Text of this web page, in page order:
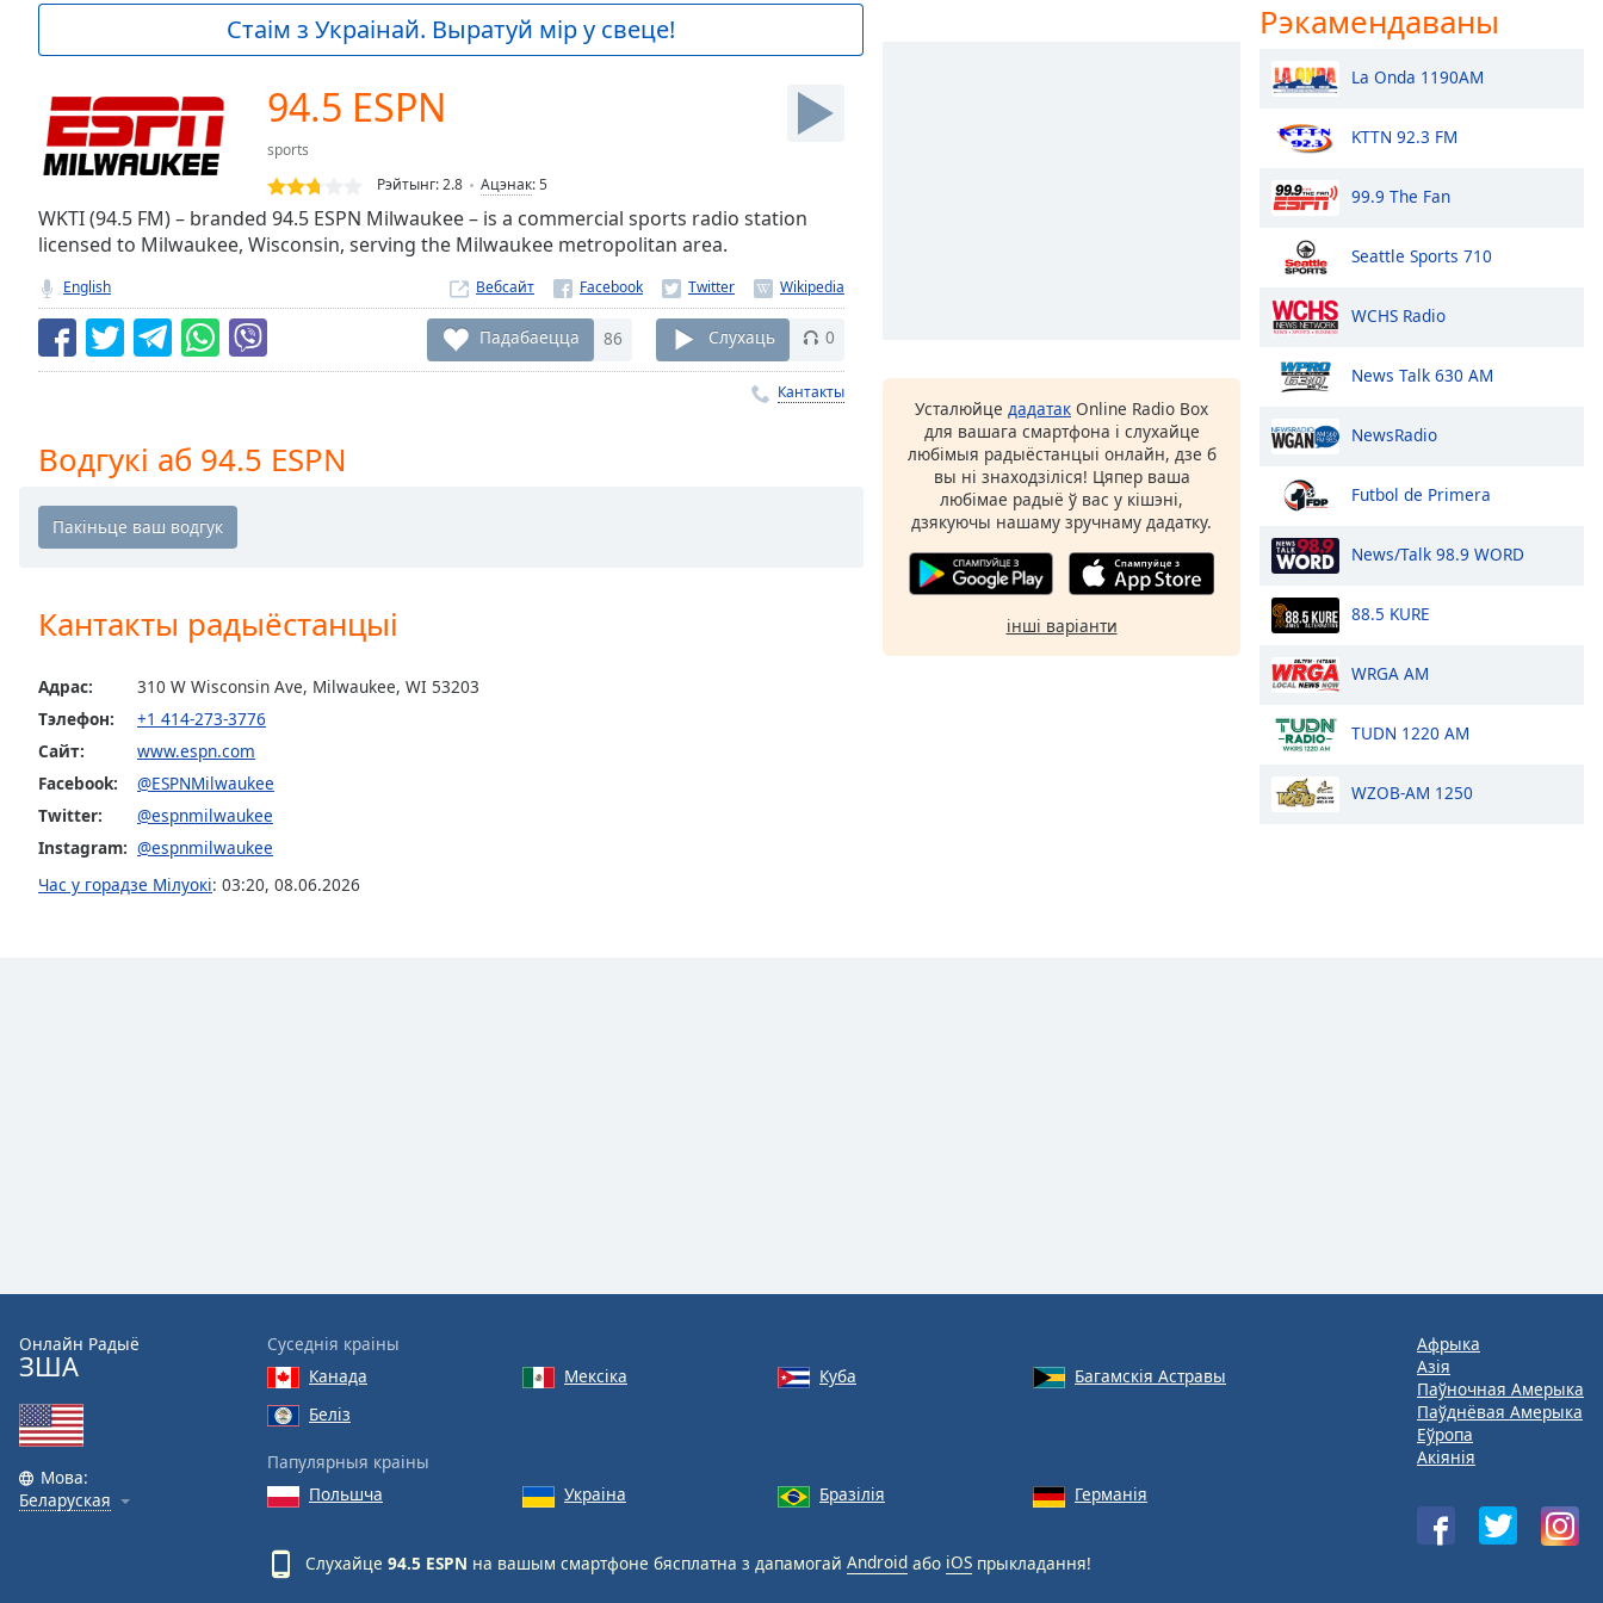
Current
Loaded:
0.00%
TypeLIVE
Seek to
currently
behind
LIVE
Remaining
Time-
Playback
Chapters
Descriptions
descriptions
off
selected
Subtitles
subtitles
settings,
opens
subtitles
window.
dialog
window.
Escape
Стаім з Украінай. Выратуй мір у свеце!
94.5 ESPN
sports
Рэйтынг:2.8 Ацэнак:5
WKTI (94.5 FM) – branded 94.5 ESPN Milwaukee – is a commercial sports radio station
licensed to Milwaukee, Wisconsin, serving the Milwaukee metropolitan area.
English Вебсайт
Падабаецца 86 Слухаць 0
Кантакты
Водгукі аб 94.5 ESPN
Кантакты радыёстанцыі
Адрас:
310 W Wisconsin Ave, Milwaukee, WI 53203
Тэлефон:
+1 414-273-3776
Сайт:
www.espn.com
Facebook:
@ESPNMilwaukee
Twitter:
@espnmilwaukee
Instagram: @espnmilwaukee
Час у горадзе Мілуокі: 03:20, 08.06.2026
Усталюйце дадатак Online Radio Box
для вашага смартфона і слухайце
любімыя радыёстанцыі онлайн, дзе б
вы ні знаходзіліся! Цяпер ваша
любімае радыё ў вас у кішэні,
дзякуючы нашаму зручнаму дадатку.
інші варіанти
Рэкамендаваны
La Onda 1190AM
KTTN 92.3 FM
99.9 The Fan
Seattle Sports 710
WCHS Radio
News Talk 630 AM
NewsRadio
Futbol de Primera
News/Talk 98.9 WORD
88.5 KURE
WRGA AM
TUDN 1220 AM
WZOB-AM 1250
Онлайн Радыё
ЗША
Мова:
Беларуская
Суседнія краіны
Канада
Мексіка Куба
Багамскія Астравы
Беліз
Папулярныя краіны
Польшча
Украіна Бразілія Германія
Слухайце 94.5 ESPN на вашым смартфоне бясплатна з дапамогай Android або iOS прыкладання!
Афрыка
Азія
Паўночная Амерыка
Паўднёвая Амерыка
Еўропа
Акіянія